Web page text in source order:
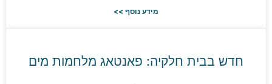
מידע נוסף >>
בבית חלקיה: פאנטאג מלחמות מים